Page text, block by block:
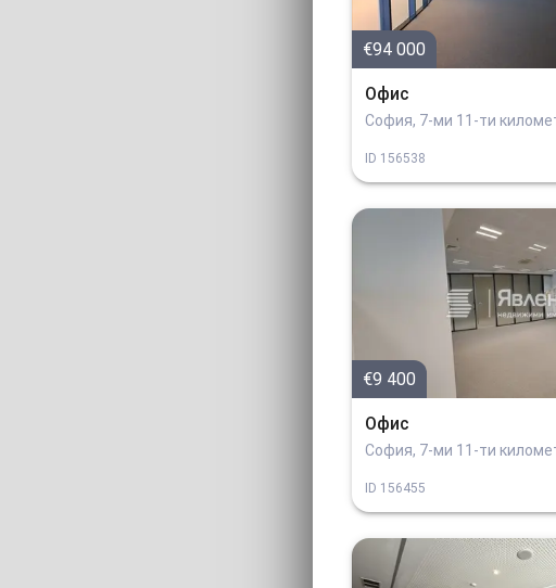
€94 000
Офис
София, 7-ми 11-ти
ID 156538
€9 400
Офис
София, 7-ми 11-ти
ID 156455